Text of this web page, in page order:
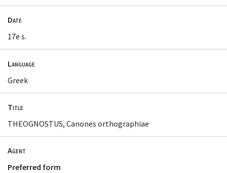
Date
17e s.
Language
Greek
Title
THEOGNOSTUS, Canones orthographiae
Agent
Preferred form